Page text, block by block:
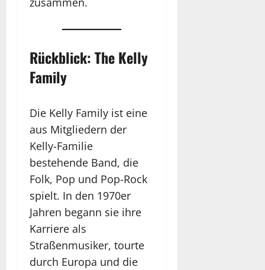
Rückblick: The Kelly
Family
Die Kelly Family ist eine
aus Mitgliedern der
Kelly-Familie
bestehende Band, die
Folk, Pop und Pop-Rock
spielt. In den 1970er
Jahren begann sie ihre
Karriere als
Straßenmusiker, tourte
durch Europa und die